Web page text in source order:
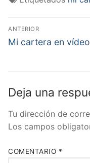
Navegación
de
ANTERIOR
Entrada
Mi cartera en vídeo
Deja una
Tu dirección de
Los campos
COMENTARIO *